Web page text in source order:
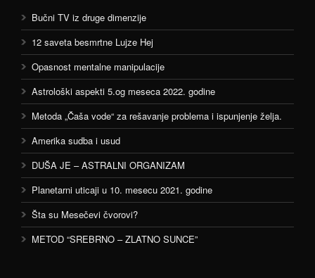
Bučni TV iz druge dimenzije
12 saveta besmrtne Lujze Hej
Opasnost mentalne manipulacije
Astrološki aspekti 5.og meseca 2022. godine
Metoda „Čaša vode“ za rešavanje problema i ispunjenje želja.
Amerika sudba i usud
DUŠA JE – ASTRALNI ORGANIZAM
Planetarni uticaji u 10. mesecu 2021. godine
Šta su Mesečevi čvorovi?
METOD “SREBRNO – ZLATNO SUNCE”